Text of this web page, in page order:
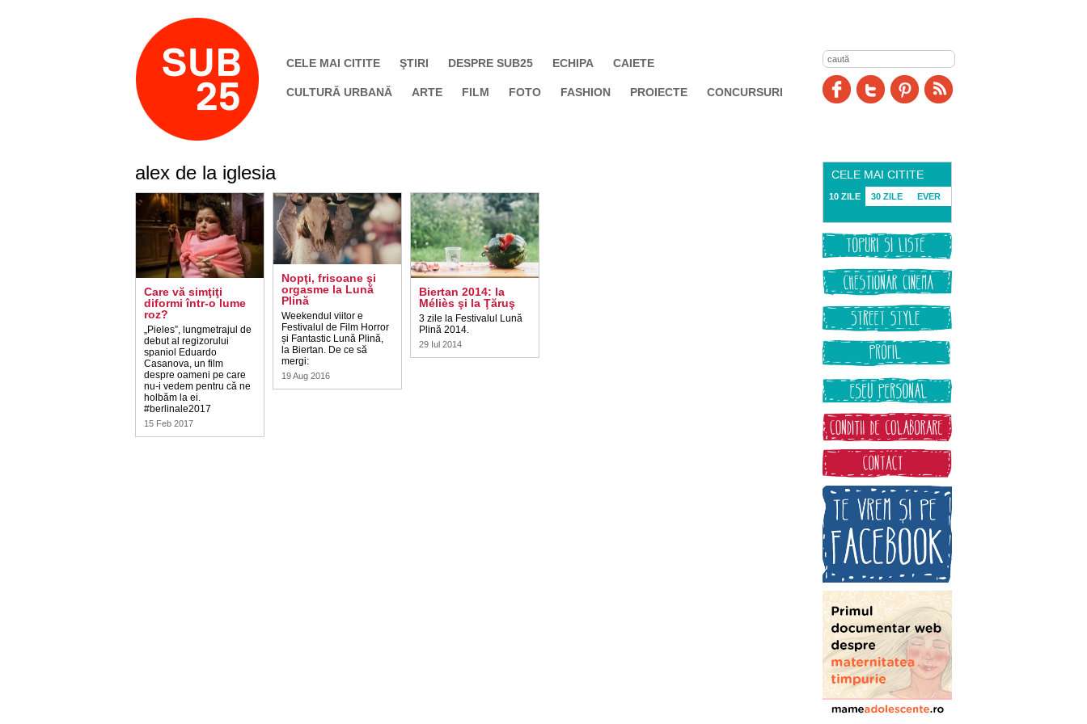
CELE MAI CITITE ŞTIRI DESPRE SUB25 ECHIPA CAIETE
CULTURĂ URBANĂ ARTE FILM FOTO FASHION PROIECTE CONCURSURI
alex de la iglesia
Care vă simţiţi
diformi într-o lume
roz?
„Pieles”, lungmetrajul de
debut al regizorului
spaniol Eduardo
Casanova, un film
despre oameni pe care
nu-i vedem pentru că ne
holbăm la ei.
#berlinale2017
15 Feb 2017
Nopţi, frisoane şi
orgasme la Lună
Plină
Weekendul viitor e
Festivalul de Film Horror
și Fantastic Lună Plină,
la Biertan. De ce să
mergi:
19 Aug 2016
Biertan 2014: la
Méliès şi la Ţăruş
3 zile la Festivalul Lună
Plină 2014.
29 Iul 2014
CELE MAI CITITE
10 ZILE 30 ZILE EVER